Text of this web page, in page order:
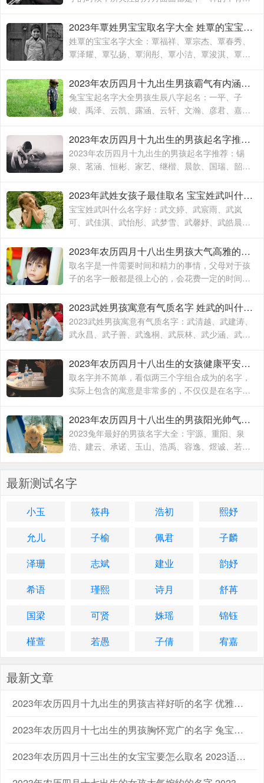
时候就算是同名同姓的人，相信所展现出来的寓意
也是有所不同的，这主要要看父母对于孩子的期待
和要求
2023年覃姓男宝宝取名字大全 姓覃的宝宝名字大全
姓覃的宝宝名字大全：覃福祥、覃宗杰、覃春秀、
覃泽耀、覃弘扬、覃润彤、覃小洁、覃浚淇、覃炳
坤、覃玉阳、覃宗宝、覃兴隆、覃天予、覃欣君、
覃瑞源、覃吉米、覃熙
2023年农历四月十九出生男孩霸气有内涵的名字 兔宝宝起名字大全男孩生辰八字起名
兔宝宝起名字大全男孩生辰八字起名：一平、子
峻、禹泽、云凯、露涵、云轩、文瀚、彦君、嘉
林、霄云、子栋、亦心、梓玉、洛伊、宸溪、浩
明、沐一、浚泽、智豪、鑫磊
2023年农历四月十九出生的男孩起名字推荐 兔年男孩名字2023年名字大全
2023年农历四月十九出生的男孩起名字推荐：锡
泉、茗涵、恒彬、家艺、继楷、晨歆、国瑞、韶
涵、融淳、道明、一惟、智铭、佳洛、奕谨、君
然、明杨、冠泽、晓锋、
2023年武姓女孩子最佳取名 宝宝姓武叫什么名字好
宝宝姓武叫什么名字好：武文婷、武宸雨、武岚
可、武佳淇、武怡彤、武梦雪、武馨妤、武皓晨、
武楚妍、武子懿、武宸羽、武思敏、武梓榆、武思
诺、武奕君、武涵雨、武
2023年农历四月十八出生男孩大气高雅的名字 2023年男孩姓名大全
取名字是一件需要时间和精力的事情，父母对于孩
子的名字一般都是很上心的，会花费一定的时间和
精力去取，毕竟不出意外的话，一个名字会伴随孩
子的出生到结束，贯穿孩子的一生
2023武姓男孩寓意有气质名字 姓武的叫什么名字
2023武姓男孩寓意有气质名字：武清越、武建涛、
武永昌、武子善、武逸桐、武辰林、武少涵、武月
桐、武梓橙、武进平、武云志、武红伟、武梓栎、
武一纯、武润洁、
2023年农历四月十八出生的女孩健康平安的名字 兔年出生适合女孩子的名字
取名字并不简单，看似两三个字组合成为的名字，
实际上包含的寓意是非常多的，不仅仅是在名字的
文字组合搭配方面，对于名字的内在含义方面也有
着不一样的寓意，一个名字究竟取的好不好
2023年农历四月十八出生的男孩阳光帅气的名字 2023兔年最好的男孩名字大全
2023兔年最好的男孩名字大全：宇源、重阳、泉
浩、建云、承诺、玉山、浩禹、容逸、煜诚、若
天、融凯、溢涵、德权、书远、沐霜、登峰、洪
最新测试名字
小玉 筱冉 浩初
熙妤
允儿
子榆 佩君
子麟
泽珊
志斌 建业
韵妤
希语
瑾熙 诗月
舒苒
国梁
可贤 姝瑶
锦钰
槿萱
若愚 子倩 宥嘉
最新文章
2023年农历四月十九出生的男孩吉祥好听的名字 优雅的兔男宝宝名字大全
2023年农历四月十七出生的男孩胸怀宽广的名字 兔宝宝起名字大全男孩生辰八字起名
2023年农历四月十三出生的女宝宝要怎么取名 2023适合属兔的女孩宝宝名字大全